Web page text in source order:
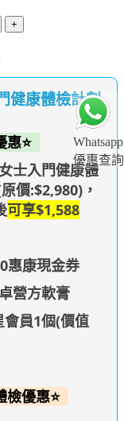
Whatsapp
優惠查詢
健康體檢計劃
惠⭐
士入門健康體
價:$2,980)，
可享$1,588
惠康現金券
營方軟膏
會員1個(價值
檢優惠⭐